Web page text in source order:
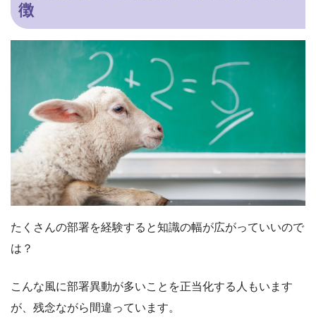
徴
たくさんの部署を経験すると知識の幅が広がっていいので
は？
こんな風に部署異動が多いことを正当化する人もいます
が、残念ながら間違っています。